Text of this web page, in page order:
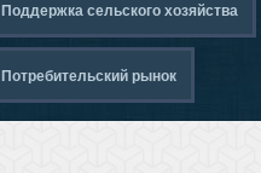
Поддержка сельского хозяйства
Потребительский рынок